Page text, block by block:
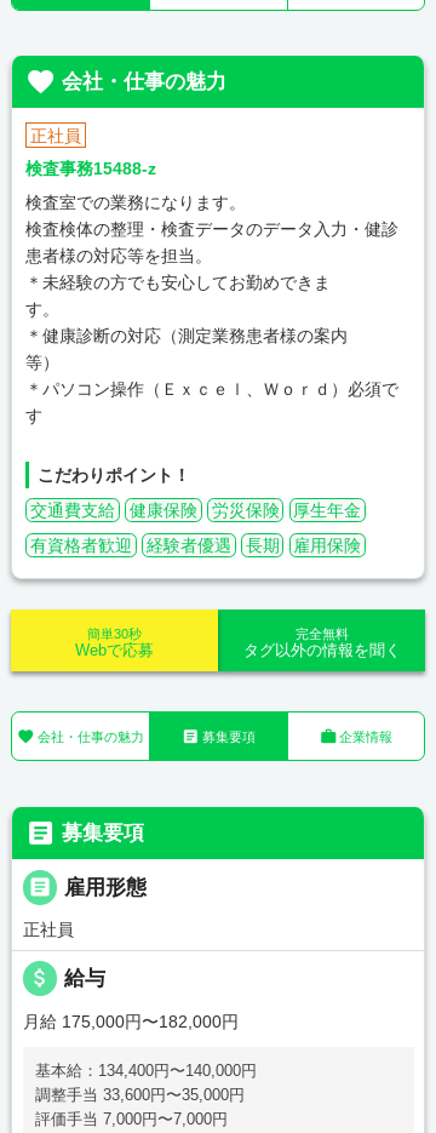
 会社・仕事の魅力
正社員
検査事務15488-z
検査室での業務になります。
検査検体の整理・検査データのデータ入力・健診
患者様の対応等を担当。
＊未経験の方でも安心してお勤めできま
す。
＊健康診断の対応（測定業務患者様の案内
等）
＊パソコン操作（Ｅｘｃｅｌ、Ｗｏｒｄ）必須で
す
こだわりポイント！
交通費支給
健康保険 労災保険
厚生年金
有資格者歓迎
経験者優遇 長期 雇用保険
完全無料
タグ以外の情報を聞く
簡単30秒
Webで応募
 会社・仕事の魅力  募集要項 企業情報
 募集要項
 雇用形態
正社員
attach_money 給与
月給 175,000円〜182,000円
基本給：134,400円〜140,000円
調整手当 33,600円〜35,000円
評価手当 7,000円〜7,000円